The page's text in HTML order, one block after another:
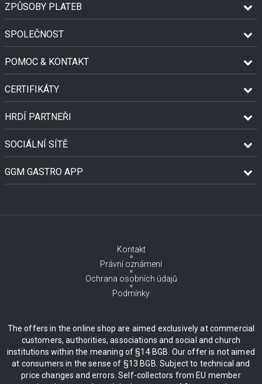
ZPŮSOBY PLATEB
SPOLEČNOST
POMOC & KONTAKT
CERTIFIKÁTY
HRDÍ PARTNEŘI
SOCIÁLNÍ SÍTĚ
GGM GASTRO APP
Kontakt
Právní oznámení
Ochrana osobních údajů
Podmínky
The offers in the online shop are aimed exclusively at commercial
customers, authorities, associations and social and church
institutions within the meaning of §14 BGB. Our offer is not aimed
at consumers in the sense of §13 BGB. Subject to technical and
price changes and errors. Self-collectors from EU member